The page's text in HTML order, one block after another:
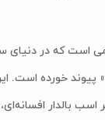
است که در دنیای
خورده است.